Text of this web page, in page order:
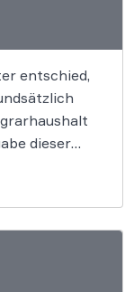
entschied,
dieser